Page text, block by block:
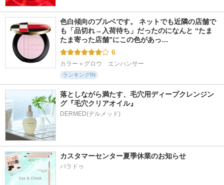
色白傾向のブルベです。 ネットでも近隣の店舗で
も「品切れ→入荷待ち」だったのになんと “たま
たま寄った店舗”にこの色があっ…
6
カラー＋グロウ　エンハンサー
ランキングIN
落としながら満たす、毛穴用ディープクレンジン
グ『毛穴クリアオイル』
カスタマーセンター夏季休業のお知らせ
パラドゥ